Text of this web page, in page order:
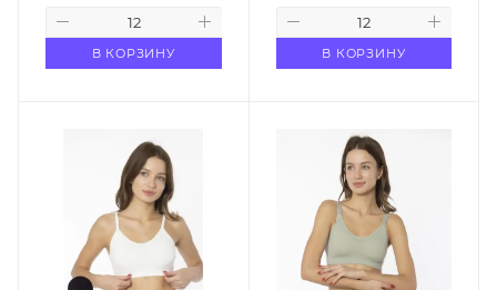
В КОРЗИНУ В КОРЗИНУ